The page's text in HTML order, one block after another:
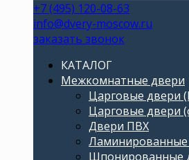
+7 (495) 120-08-63
info@dvery-moscow.ru
заказать звонок
КАТАЛОГ
Межкомнатные двери
Царговые двери
Царговые двери
Двери ПВХ
Ламинированные
Шпонированные